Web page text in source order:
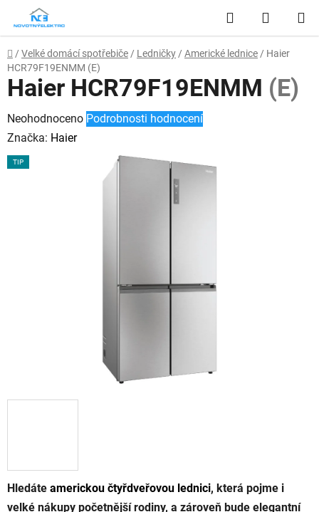
obsah
Hledat
KOŠÍK
Domů
/ Velké domácí spotřebiče / Ledničky / Americké lednice / Haier
HCR79F19ENMM (E)
Hledáte americkou čtyřdveřovou lednici, která pojme i
velké nákupy početnější rodiny, a zároveň bude elegantní
Haier HCR79F19ENMM (E)
Průměrné
hodnocení
produktu
Neohodnoceno Podrobnosti hodnocení
Značka: Haier
TIP